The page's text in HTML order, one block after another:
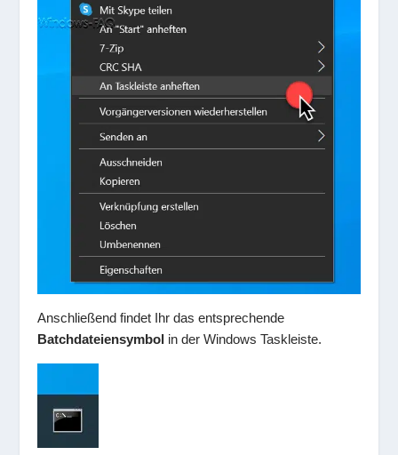
Anschließend findet Ihr das entsprechende
Batchdateiensymbol in der Windows Taskleiste.